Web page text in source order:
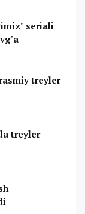
seriali
treyler
treyler